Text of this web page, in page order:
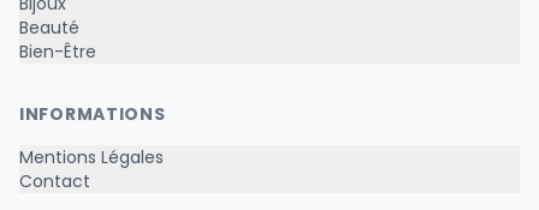
Beauté
Bien-Être
INFORMATIONS
Mentions Légales
Contact